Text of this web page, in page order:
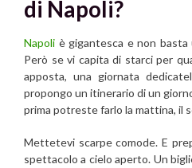
di Napoli?
Napoli è gigantesca e non basta
Però se vi capita di starci per
apposta, una giornata
propongo un itinerario di un
prima potreste farlo la mattina, il
Mettetevi scarpe comode. E
spettacolo a cielo aperto. Un